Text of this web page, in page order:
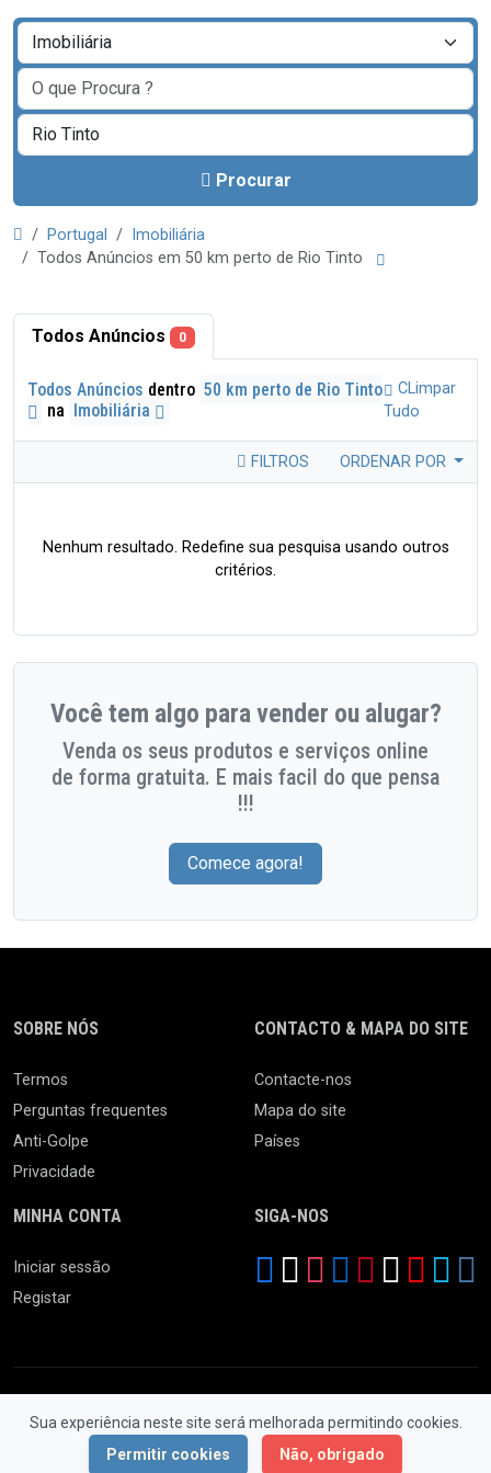
Procurar
Portugal
Imobiliária
Todos Anúncios em 50 km perto de Rio Tinto
Todos Anúncios 0
Todos Anúncios dentro 50 km perto de Rio Tinto
na Imobiliária
CLimpar
Tudo
FILTROS ORDENAR POR
Nenhum resultado. Redefine sua pesquisa usando outros
critérios.
Você tem algo para vender ou alugar?
Venda os seus produtos e serviços online
de forma gratuita. E mais facil do que pensa
!!!
Comece agora!
Sua experiência neste site será melhorada permitindo cookies.
Permitir cookies
Não, obrigado
SOBRE NÓS
Termos
Perguntas frequentes
Anti-Golpe
Privacidade
CONTACTO & MAPA DO SITE
Contacte-nos
Mapa do site
Países
MINHA CONTA
Iniciar sessão
Registar
SIGA-NOS
© 2026 Ferro Velho. Todos os Direitos Reservados.